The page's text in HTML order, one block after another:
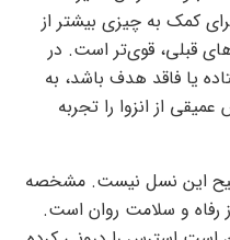
کمک به چیزی بیشتر از
قبلی، قوی‌تر است. در
یا فاقد هدف باشد، به
از انزوا را تجربه
این نسل نیست. مشخصه
رفاه و سلامت روان است.